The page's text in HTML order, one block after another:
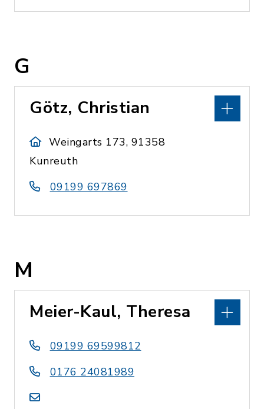
G
Götz, Christian
Weingarts 173, 91358
Kunreuth
09199 697869
M
Meier-Kaul, Theresa
09199 69599812
0176 24081989